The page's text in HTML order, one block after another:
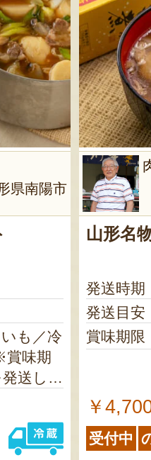
県南陽市
も／冷
賞味期
送しま
山形名
発送時期
発送目安
賞味期限
￥
受付中